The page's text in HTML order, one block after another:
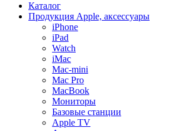
Каталог
Продукция Apple, аксессуары
iPhone
iPad
Watch
iMac
Mac-mini
Mac Pro
MacBook
Мониторы
Базовые станции
Apple TV